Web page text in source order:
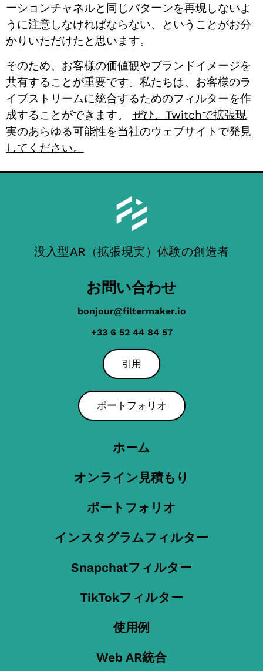
ーションチャネルと同じパターンを再現しないよ
うに注意しなければならない、ということがお分
かりいただけたと思います。
そのため、お客様の価値観やブランドイメージを
共有することが重要です。私たちは、お客様のラ
イブストリームに統合するためのフィルターを作
成することができます。 ぜひ、Twitchで拡張現
実のあらゆる可能性を当社のウェブサイトで発見
してください。
没入型AR（拡張現実）体験の創造者
お問い合わせ
bonjour@filtermaker.io
+33 6 52 44 84 57
引用
ポートフォリオ
ホーム
オンライン見積もり
ポートフォリオ
インスタグラムフィルター
Snapchatフィルター
TikTokフィルター
使用例
Web AR統合